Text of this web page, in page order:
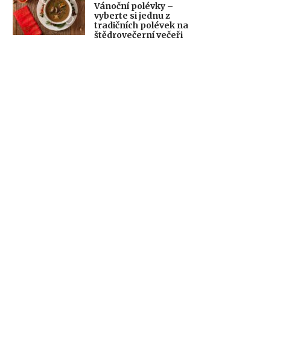
Vánoční polévky –
vyberte si jednu z
tradičních polévek na
štědrovečerní večeři